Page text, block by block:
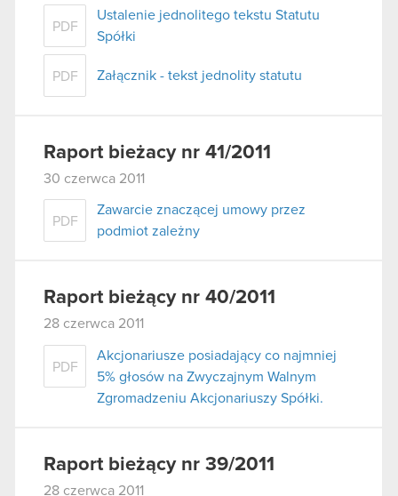
PDF
Ustalenie jednolitego tekstu Statutu
Spółki
PDF Załącznik - tekst jednolity statutu
Raport bieżacy nr 41/2011
30 czerwca 2011
PDF
Zawarcie znaczącej umowy przez
podmiot zależny
Raport bieżący nr 40/2011
28 czerwca 2011
PDF
Akcjonariusze posiadający co najmniej
5% głosów na Zwyczajnym Walnym
Zgromadzeniu Akcjonariuszy Spółki.
Raport bieżący nr 39/2011
28 czerwca 2011